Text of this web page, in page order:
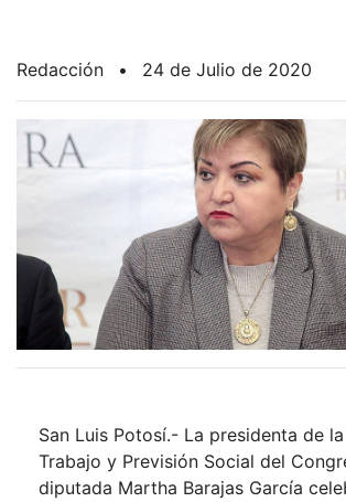
Redacción • 24 de Julio de 2020
San Luis Potosí.- La presidenta de
Trabajo y Previsión Social del
diputada Martha Barajas García